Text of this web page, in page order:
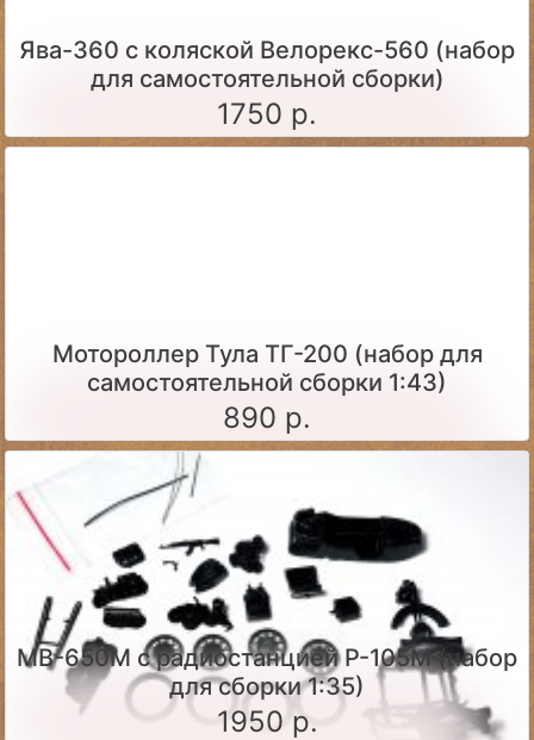
Ява-360 c коляской Велорекс-560 (набор
для самостоятельной сборки)
1750 р.
Мотороллер Тула ТГ-200 (набор для
самостоятельной сборки 1:43)
890 р.
МВ-650М с радиостанцией Р-105М (набор
для сборки 1:35)
1950 р.